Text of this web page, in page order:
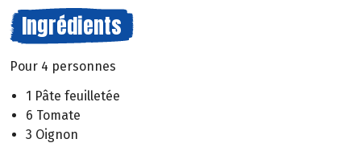
Ingrédients
Pour 4 personnes
1 Pâte feuilletée
6 Tomate
3 Oignon